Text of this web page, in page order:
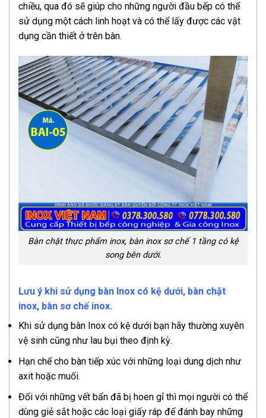
chiều, qua đó sẽ giúp cho những người đầu bếp có thể
sử dụng một cách linh hoạt và có thể lấy được các vật
dụng cần thiết ở trên bàn.
Bàn chặt thực phẩm inox, bàn inox sơ chế 1 tầng có kệ
song bên dưới.
Lưu ý khi sử dụng bàn Inox có kệ dưới, bàn chặt
inox, bàn sơ chế inox.
Khi sử dụng bàn Inox có kệ dưới bạn hãy thường xuyên
vệ sinh cũng như lau bụi theo định kỳ.
Hạn chế cho bàn tiếp xúc với những loại dung dịch như
axit hoặc muối.
Đối với những vết bẩn đã bị hoen gỉ thì mọi người có thể
dùng giẻ sắt hoặc các loại giấy ráp để đánh bay những